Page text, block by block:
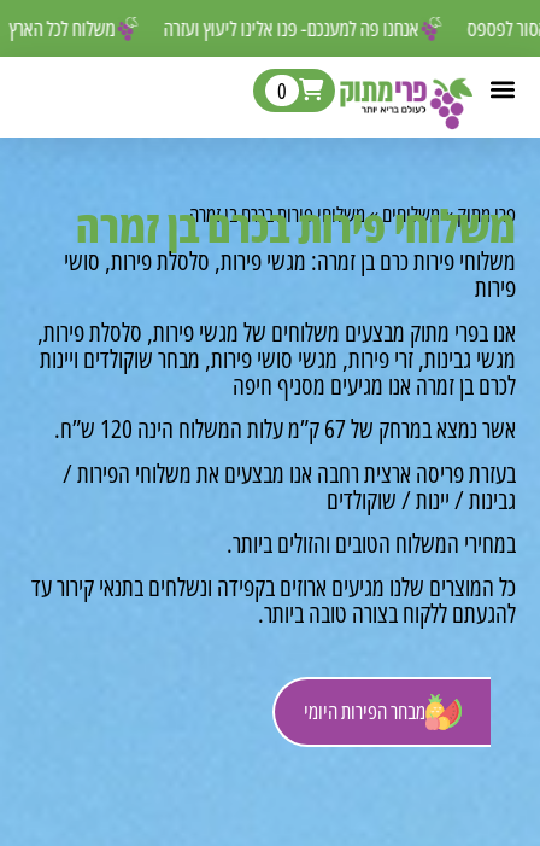
משלוח לכל אנחנו פה למענכם- פנו אלינו ליעוץ ועזרה שאסור לפספס
מבחר הפירות היומי
0
»משלוחים»משלוחי פירות בכרם בן זמרה
פירות בכרם בן זמרה
פירות כרם בן זמרה: מגשי פירות, סלסלת פירות, סושי
בפרי מתוק מבצעים משלוחים של מגשי פירות, סלסלת פירות,
גבינות, זרי פירות, מגשי סושי פירות, מבחר שוקולדים ויינות
בן זמרה אנו מגיעים מסניף חיפה
של 67 ק”מ עלות המשלוח הינה 120 ש”ח.
פריסה ארצית רחבה אנו מבצעים את משלוחי הפירות /
/ יינות / שוקולדים
המשלוח הטובים והזולים ביותר.
שלנו מגיעים ארוזים בקפידה ונשלחים בתנאי קירור עד
ללקוח בצורה טובה ביותר.